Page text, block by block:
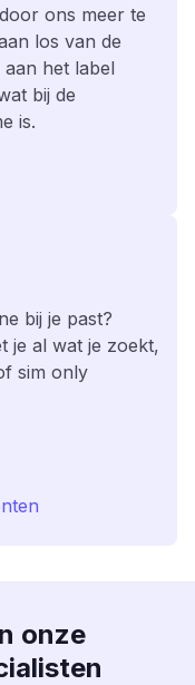
ons meer te
los van de
het label
bij de
is.
bij je past?
je al wat je zoekt,
sim only
onze